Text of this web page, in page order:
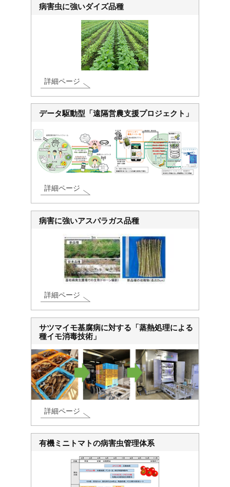
病害虫に強いダイズ品種
詳細ページ
データ駆動型「遠隔営農支援プロジェクト」
詳細ページ
病害に強いアスパラガス品種
詳細ページ
サツマイモ基腐病に対する「蒸熱処理による
種イモ消毒技術」
詳細ページ
有機ミニトマトの病害虫管理体系